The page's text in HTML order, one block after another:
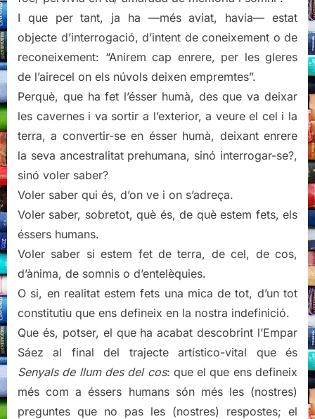
I que per tant, ja ha —més aviat, havia— estat
objecte d’interrogació, d’intent de coneixement o de
reconeixement: “Anirem cap enrere, per les gleres
de l’airecel on els núvols deixen empremtes”.
Perquè, que ha fet l’ésser humà, des que va deixar
les cavernes i va sortir a l’exterior, a veure el cel i la
terra, a convertir-se en ésser humà, deixant enrere
la seva ancestralitat prehumana, sinó interrogar-se?,
sinó voler saber?
Voler saber qui és, d’on ve i on s’adreça.
Voler saber, sobretot, què és, de què estem fets, els
éssers humans.
Voler saber si estem fet de terra, de cel, de cos,
d’ànima, de somnis o d’entelèquies.
O si, en realitat estem fets una mica de tot, d’un tot
constitutiu que ens defineix en la nostra indefinició.
Que és, potser, el que ha acabat descobrint l’Empar
Sáez al final del trajecte artístico-vital que és
Senyals de llum des del cos: que el que ens defineix
més com a éssers humans són més les (nostres)
preguntes que no pas les (nostres) respostes; el